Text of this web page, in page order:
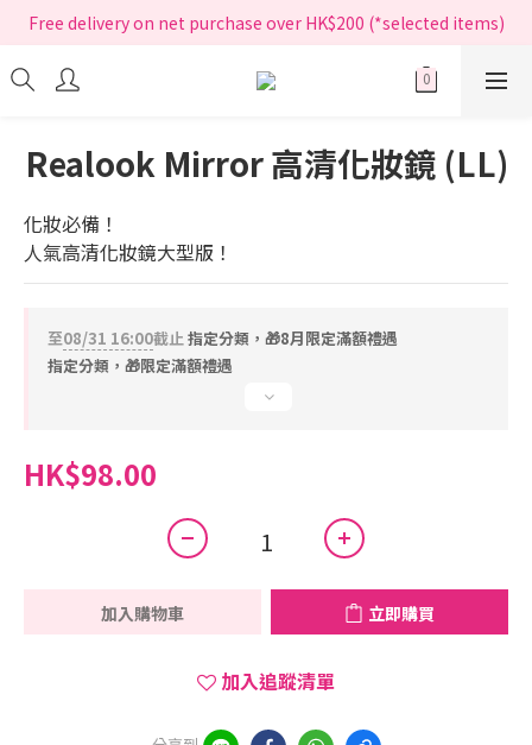
指定正價產品買滿$200享免運費
Free delivery on net purchase over HK$200 (*selected items)
指定正價產品買滿$200享免運費
Realook Mirror 高清化妝鏡 (LL)
化妝必備！
人氣高清化妝鏡大型版！
至08/31 16:00截止指定分類，🎁8月限定滿額禮遇
指定分類，🎁限定滿額禮遇
HK$98.00
加入購物車 立即購買
加入追蹤清單